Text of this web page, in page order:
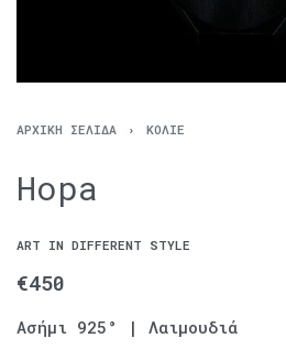
ΑΡΧΙΚΉ ΣΕΛΊΔΑ › ΚΟΛΙΈ
Hopa
ART IN DIFFERENT STYLE
€450
Ασήμι 925° | Λαιμουδιά